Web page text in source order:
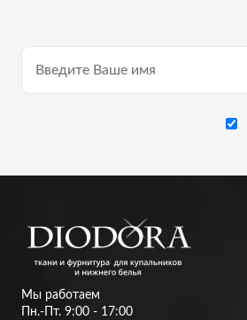
Мы работаем
Пн.-Пт. 9:00 - 17:00